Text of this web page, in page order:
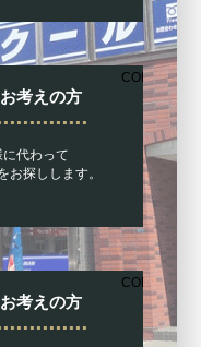
考えの方
に代わって
お探しします。
CONTACT
考えの方
CONTACT